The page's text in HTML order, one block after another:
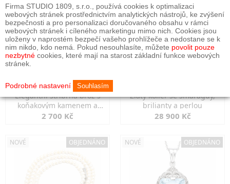
Elegantní stříbrná brož s
koňakovým kamenem a
markazity
2 700 Kč
Zlatý kolier se smaragdy,
brilianty a perlou
28 900 Kč
NOVÉ OBJEDNÁNO NOVÉ OBJEDNÁNO
Firma STUDIO 1809, s.r.o., používá cookies k optimalizaci
webových stránek prostřednictvím analytických nástrojů, ke zvýšení
bezpečnosti a pro personalizaci doručovaného obsahu v rámci
webových stránek i cíleného marketingu mimo nich. Cookies jsou
uloženy v naprostém bezpečí vašeho prohlížeče a nedostane se k
nim nikdo, kdo nemá. Pokud nesouhlasíte, můžete povolit pouze
nezbytné cookies, které mají na starost základní funkce webových
stránek.
Podrobné nastavení Souhlasím